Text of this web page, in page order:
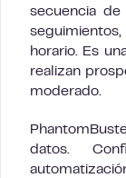
secuencia
horario. Es
realizan
moderado.
datos.